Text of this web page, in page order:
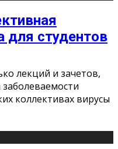
для студентов
лекций и зачетов,
коллективах вирусы